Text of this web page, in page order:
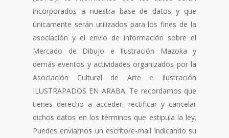
incorporados a nuestra base de datos y que
únicamente serán utilizados para los fines de la
asociación y el envío de información sobre el
Mercado de Dibujo e Ilustración Mazoka y
demás eventos y actividades organizados por la
Asociación Cultural de Arte e Ilustración
ILUSTRAPADOS EN ARABA. Te recordamos que
tienes derecho a acceder, rectificar y cancelar
dichos datos en los términos que estipula la ley.
Puedes enviarnos un escrito/e-mail indicando su